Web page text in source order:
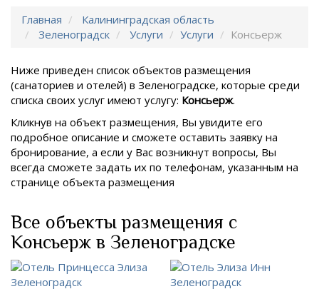
Главная
Калининградская область
Зеленоградск
Услуги Услуги Консьерж
Ниже приведен список объектов размещения
(санаториев и отелей) в Зеленоградске, которые среди
списка своих услуг имеют услугу: Консьерж.
Кликнув на объект размещения, Вы увидите его
подробное описание и сможете оставить заявку на
бронирование, а если у Вас возникнут вопросы, Вы
всегда сможете задать их по телефонам, указанным на
странице объекта размещения
Все объекты размещения с
Консьерж в Зеленоградске